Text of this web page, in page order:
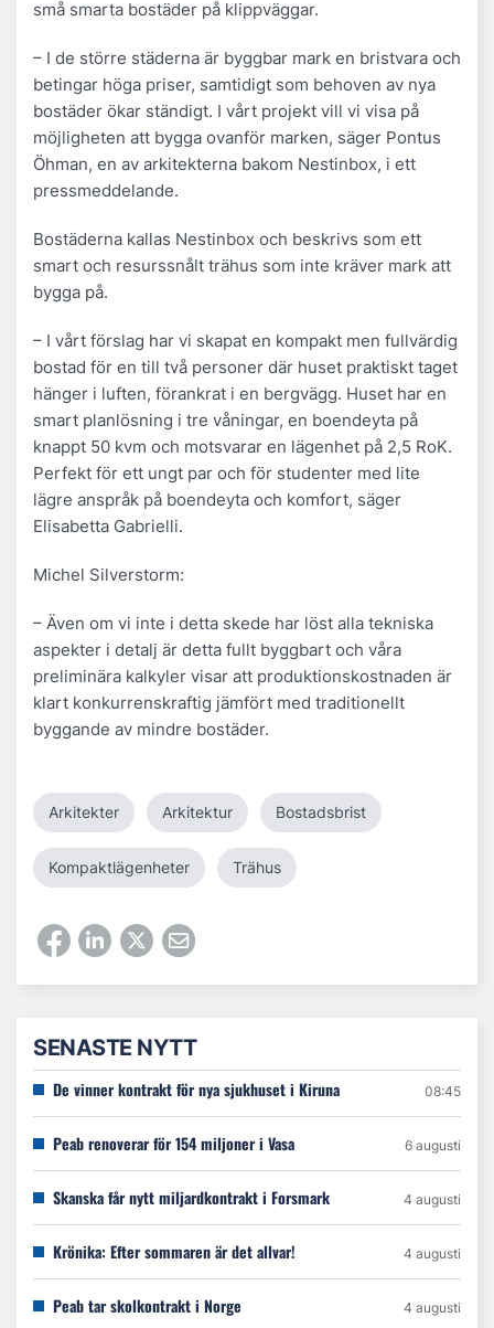
små smarta bostäder på klippväggar.
– I de större städerna är byggbar mark en bristvara och
betingar höga priser, samtidigt som behoven av nya
bostäder ökar ständigt. I vårt projekt vill vi visa på
möjligheten att bygga ovanför marken, säger Pontus
Öhman, en av arkitekterna bakom Nestinbox, i ett
pressmeddelande.
Bostäderna kallas Nestinbox och beskrivs som ett
smart och resurssnålt trähus som inte kräver mark att
bygga på.
– I vårt förslag har vi skapat en kompakt men fullvärdig
bostad för en till två personer där huset praktiskt taget
hänger i luften, förankrat i en bergvägg. Huset har en
smart planlösning i tre våningar, en boendeyta på
knappt 50 kvm och motsvarar en lägenhet på 2,5 RoK.
Perfekt för ett ungt par och för studenter med lite
lägre anspråk på boendeyta och komfort, säger
Elisabetta Gabrielli.
Michel Silverstorm:
– Även om vi inte i detta skede har löst alla tekniska
aspekter i detalj är detta fullt byggbart och våra
preliminära kalkyler visar att produktionskostnaden är
klart konkurrenskraftig jämfört med traditionellt
byggande av mindre bostäder.
Arkitekter Arkitektur Bostadsbrist
Kompaktlägenheter Trähus
SENASTE NYTT
De vinner kontrakt för nya sjukhuset i Kiruna 08:45
Peab renoverar för 154 miljoner i Vasa 6 augusti
Skanska får nytt miljardkontrakt i Forsmark 4 augusti
Krönika: Efter sommaren är det allvar! 4 augusti
Peab tar skolkontrakt i Norge 4 augusti